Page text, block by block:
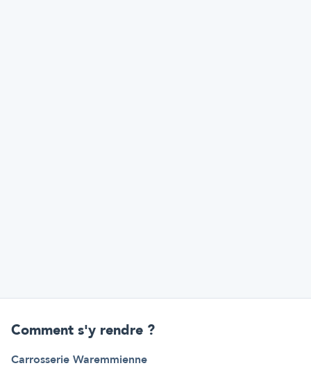
Comment s'y rendre ?
Carrosserie Waremmienne